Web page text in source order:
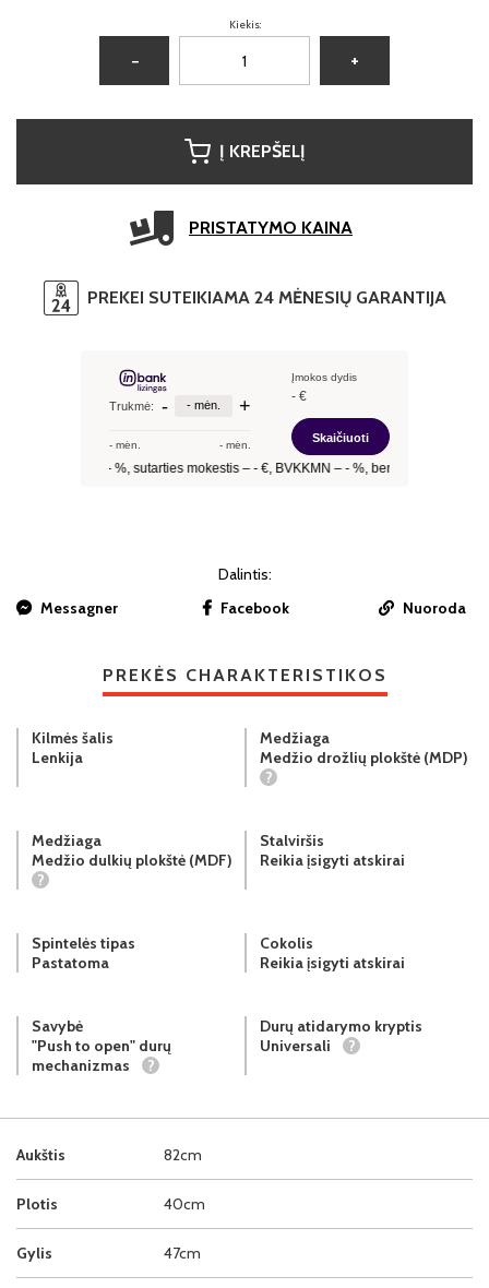
Kiekis:
− +
Į KREPŠELĮ
PRISTATYMO KAINA
PREKEI SUTEIKIAMA 24 MĖNESIŲ GARANTIJA
Dalintis:
Messagner
Facebook Nuoroda
PREKĖS CHARAKTERISTIKOS
Aukštis 82cm
Plotis 40cm
Gylis 47cm
Kilmės šalis
Lenkija
Medžiaga
Medžio drožlių plokštė (MDP)
?
Medžiaga
Medžio dulkių plokštė (MDF)
?
Stalviršis
Reikia įsigyti atskirai
Spintelės tipas
Pastatoma
Cokolis
Reikia įsigyti atskirai
Savybė
"Push to open" durų
mechanizmas
?
Durų atidarymo kryptis
Universali
?